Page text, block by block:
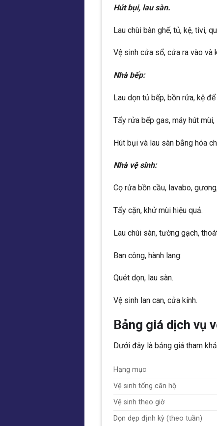
Hút bụi, lau sàn.
Lau chùi bàn ghế, tủ, kệ, tivi,
Vệ sinh cửa sổ, cửa ra vào và
Nhà bếp:
Lau dọn tủ bếp, bồn rửa, kệ
Tẩy rửa bếp gas, máy hút
Hút bụi và lau sàn bằng hóa
Nhà vệ sinh:
Cọ rửa bồn cầu, lavabo,
Tẩy cặn, khử mùi hiệu quả.
Lau chùi sàn, tường gạch,
Ban công, hành lang:
Quét dọn, lau sàn.
Vệ sinh lan can, cửa kính.
Bảng giá dịch vụ
Dưới đây là bảng giá tham
Hạng mục
Vệ sinh tổng căn hộ
Vệ sinh theo giờ
Dọn dẹp định kỳ (theo tuần)